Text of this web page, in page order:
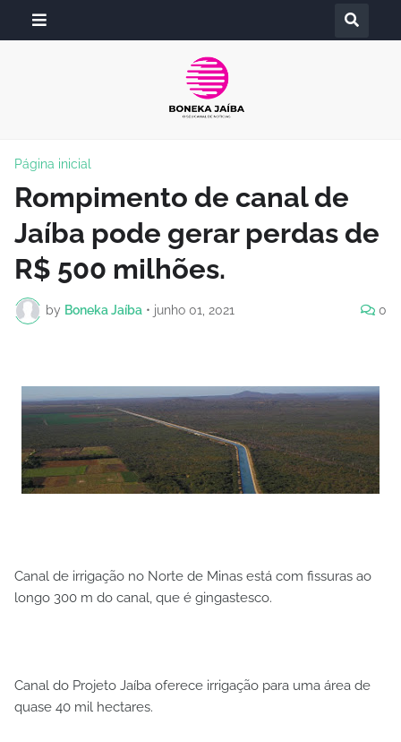
Página inicial
Rompimento de canal de
Jaíba pode gerar perdas de
R$ 500 milhões.
by Boneka Jaíba • junho 01, 2021 0
Canal de irrigação no Norte de Minas está com fissuras ao
longo 300 m do canal, que é gingastesco.
Canal do Projeto Jaíba oferece irrigação para uma área de
quase 40 mil hectares.